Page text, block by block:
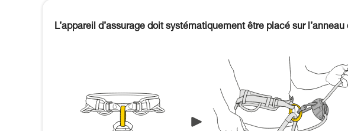
L’appareil d’assurage doit systématiquement être placé sur l’anneau